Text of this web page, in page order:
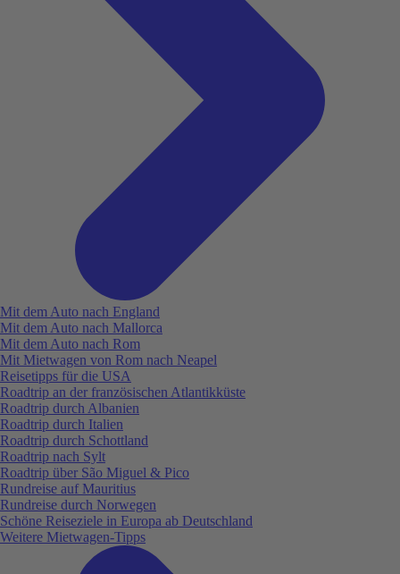
Mit dem Auto nach England
Mit dem Auto nach Mallorca
Mit dem Auto nach Rom
Mit Mietwagen von Rom nach Neapel
Reisetipps für die USA
Roadtrip an der französischen Atlantikküste
Roadtrip durch Albanien
Roadtrip durch Italien
Roadtrip durch Schottland
Roadtrip nach Sylt
Roadtrip über São Miguel & Pico
Rundreise auf Mauritius
Rundreise durch Norwegen
Schöne Reiseziele in Europa ab Deutschland
Weitere Mietwagen-Tipps